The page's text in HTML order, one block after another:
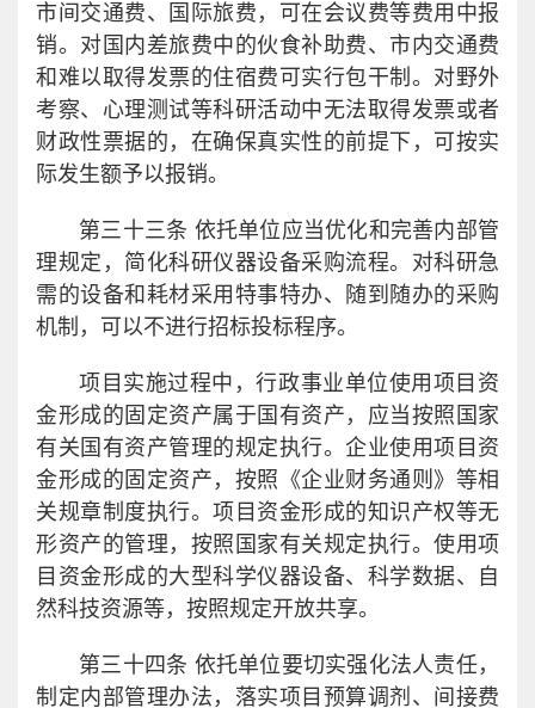
市间交通费、国际旅费，可在会议费等费用中报
销。对国内差旅费中的伙食补助费、市内交通费
和难以取得发票的住宿费可实行包干制。对野外
考察、心理测试等科研活动中无法取得发票或者
财政性票据的，在确保真实性的前提下，可按实
际发生额予以报销。
第三十三条 依托单位应当优化和完善内部管
理规定，简化科研仪器设备采购流程。对科研急
需的设备和耗材采用特事特办、随到随办的采购
机制，可以不进行招标投标程序。
项目实施过程中，行政事业单位使用项目资
金形成的固定资产属于国有资产，应当按照国家
有关国有资产管理的规定执行。企业使用项目资
金形成的固定资产，按照《企业财务通则》等相
关规章制度执行。项目资金形成的知识产权等无
形资产的管理，按照国家有关规定执行。使用项
目资金形成的大型科学仪器设备、科学数据、自
然科技资源等，按照规定开放共享。
第三十四条 依托单位要切实强化法人责任，
制定内部管理办法，落实项目预算调剂、间接费